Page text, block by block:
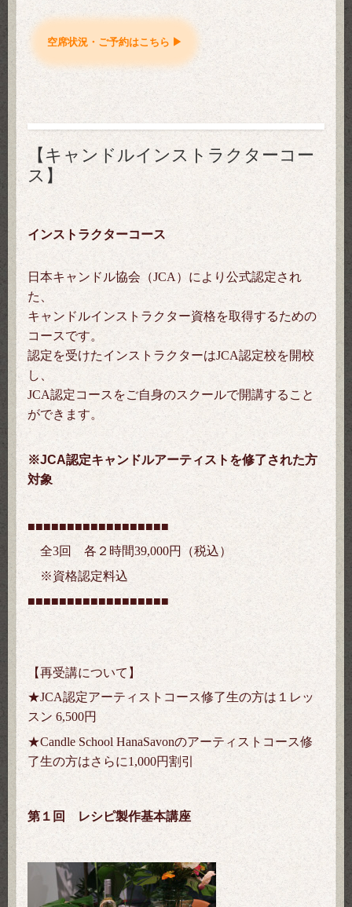
空席状況・ご予約はこちら ▶
【キャンドルインストラクターコー
ス】
インストラクターコース
日本キャンドル協会（JCA）により公式認定され
た、
キャンドルインストラクター資格を取得するための
コースです。
認定を受けたインストラクターはJCA認定校を開校
し、
JCA認定コースをご自身のスクールで開講すること
ができます。
※JCA認定キャンドルアーティスト を修了された方
対象
■■■■■■■■■■■■■■■■■■
全3回 各２時間39,000円（税込）
※資格認定料込
■■■■■■■■■■■■■■■■■■
【再受講について】
★JCA認定アーティストコース修了生の方は１レッ
スン 6,500円
★Candle School HanaSavonのアーティストコース修
了生の方はさらに1,000円割引
第１回 レシピ製作基本講座